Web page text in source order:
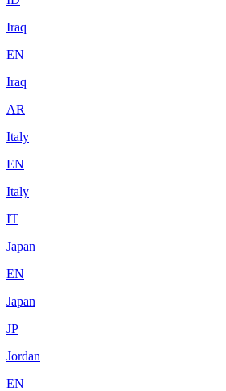
Iraq
EN
Iraq
AR
Italy
EN
Italy
IT
Japan
EN
Japan
JP
Jordan
EN